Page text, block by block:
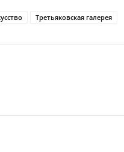
Третьяковская галерея